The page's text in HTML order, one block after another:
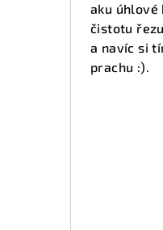
aku úhlové
čistotu
a navíc si
prachu :).